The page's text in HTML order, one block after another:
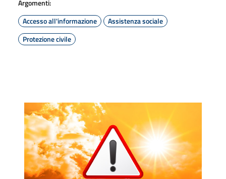
Argomenti:
Accesso all'informazione
Assistenza sociale
Protezione civile